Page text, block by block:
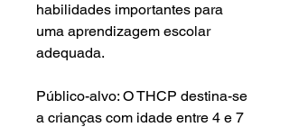
habilidades importantes para
uma aprendizagem escolar
adequada.
Público-alvo: O THCP destina-se
a crianças com idade entre 4 e 7